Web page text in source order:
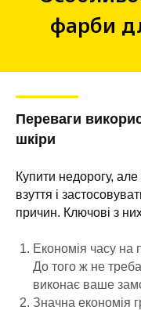
фарби
Переваги
шкіри
Купити недорогу,
взуття і
причин. Ключові з них
Економія часу на
До того ж не
виконає ваше
Значна економія